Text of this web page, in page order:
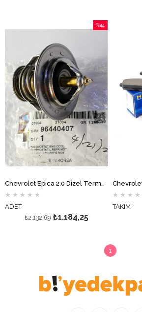
★ ★ ★ ★ ★
ADET
₺1.184,25
₺2.132,69
%44
★ ★ ★ ★
TAKIM
1